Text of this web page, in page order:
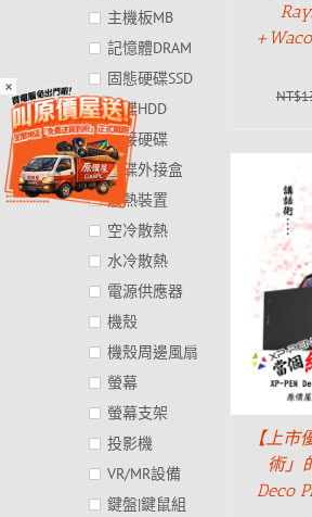
× NT$
【上
術」
Deco
主機板MB
記憶體DRAM
固態硬碟SSD
硬碟HDD
外接硬碟
硬碟外接盒
散熱裝置
空冷散熱
水冷散熱
電源供應器
機殼
機殼周邊風扇
螢幕
螢幕支架
投影機
VR/MR設備
鍵盤|鍵鼠組